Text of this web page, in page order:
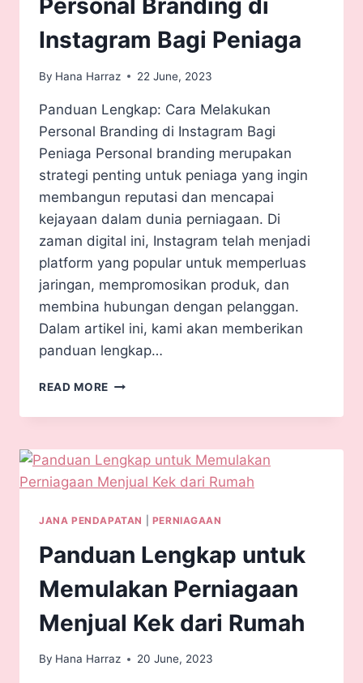
Personal Branding di
Instagram Bagi Peniaga
By Hana Harraz 22 June, 2023
Panduan Lengkap: Cara Melakukan
Personal Branding di Instagram Bagi
Peniaga Personal branding merupakan
strategi penting untuk peniaga yang ingin
membangun reputasi dan mencapai
kejayaan dalam dunia perniagaan. Di
zaman digital ini, Instagram telah menjadi
platform yang popular untuk memperluas
jaringan, mempromosikan produk, dan
membina hubungan dengan pelanggan.
Dalam artikel ini, kami akan memberikan
panduan lengkap…
READ MORE
JANA PENDAPATAN PERNIAGAAN
Panduan Lengkap untuk
Memulakan Perniagaan
Menjual Kek dari Rumah
By Hana Harraz 20 June, 2023